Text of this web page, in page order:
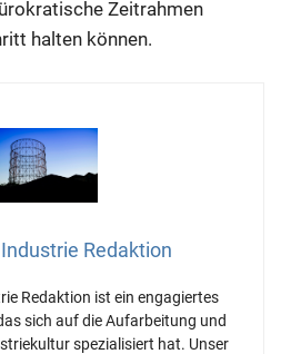
Zeitrahmen
halten können.
Redaktion
Redaktion ist ein engagiertes
sich auf die Aufarbeitung und
spezialisiert hat. Unser